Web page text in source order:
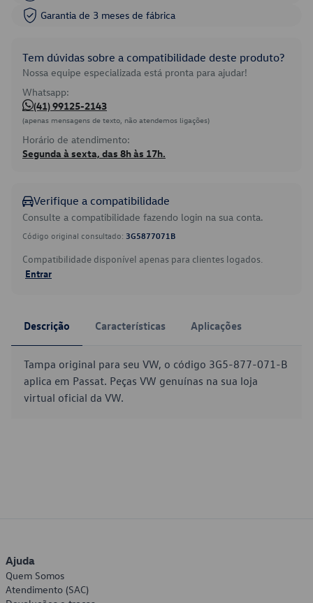
Garantia de 3 meses de fábrica
Tem dúvidas sobre a compatibilidade deste produto?
Nossa equipe especializada está pronta para ajudar!
Whatsapp:
(41) 99125-2143
(apenas mensagens de texto, não atendemos ligações)
Horário de atendimento:
Segunda à sexta, das 8h às 17h.
Verifique a compatibilidade
Consulte a compatibilidade fazendo login na sua conta.
Código original consultado: 3G5877071B
Compatibilidade disponível apenas para clientes logados.
Entrar
Descrição Características Aplicações
Tampa original para seu VW, o código 3G5-877-071-B
aplica em Passat. Peças VW genuínas na sua loja
virtual oficial da VW.
Ajuda
Quem Somos
Atendimento (SAC)